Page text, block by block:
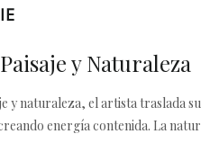
y Naturaleza
y naturaleza, el artista traslada
energía contenida. La